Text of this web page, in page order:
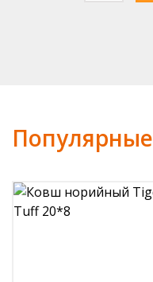
Популярные